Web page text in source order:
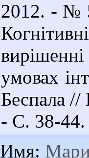
2012. - №
умовах
Беспала
- С. 38-44.
Имя: